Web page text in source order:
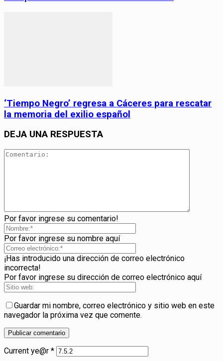
‘Tiempo Negro’ regresa a Cáceres para rescatar
la memoria del exilio español
DEJA UNA RESPUESTA
Por favor ingrese su comentario!
Por favor ingrese su nombre aquí
¡Has introducido una dirección de correo electrónico
incorrecta!
Por favor ingrese su dirección de correo electrónico aquí
Guardar mi nombre, correo electrónico y sitio web en este
navegador la próxima vez que comente.
Current ye@r *